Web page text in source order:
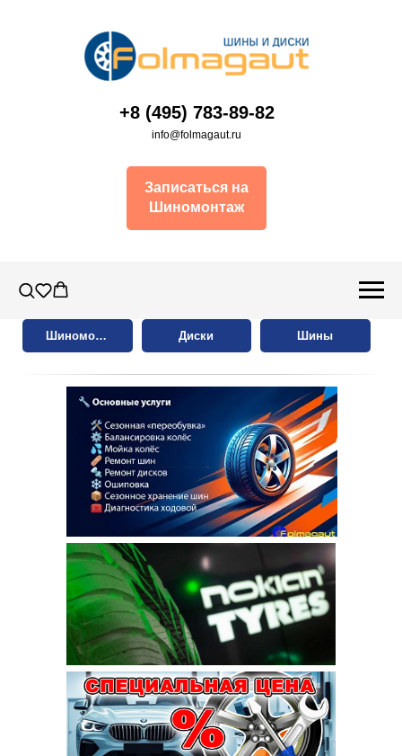
+8 (495) 783-89-82
info@folmagaut.ru
Записаться на
Шиномонтаж
Шиномонтаж Диски Шины